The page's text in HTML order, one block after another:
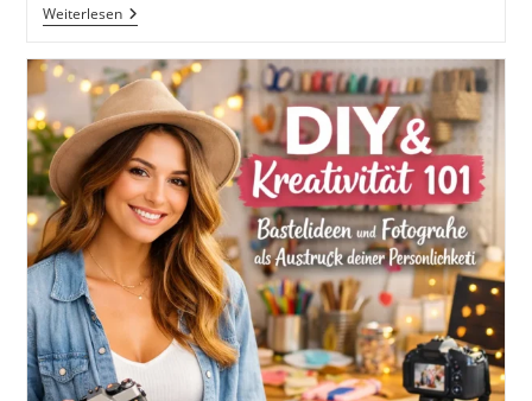
WeiterlesenFotograf
Videograf
Creator
Autor